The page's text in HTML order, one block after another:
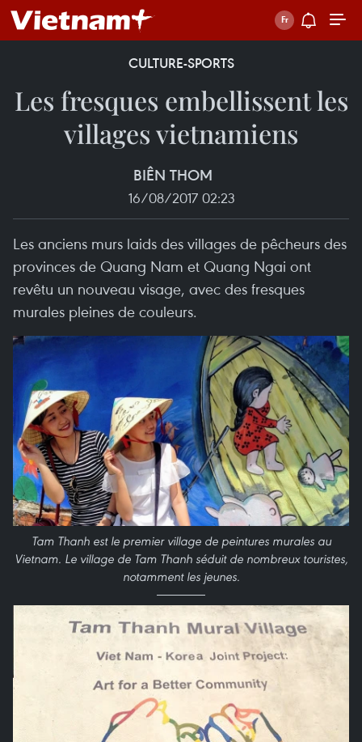
CULTURE-SPORTS
Les fresques embellissent les
villages vietnamiens
BIÊN THOM
16/08/2017 02:23
Les anciens murs laids des villages de pêcheurs des
provinces de Quang Nam et Quang Ngai ont
revêtu un nouveau visage, avec des fresques
murales pleines de couleurs.
Tam Thanh est le premier village de peintures murales au
Vietnam. Le village de Tam Thanh séduit de nombreux touristes,
notamment les jeunes.